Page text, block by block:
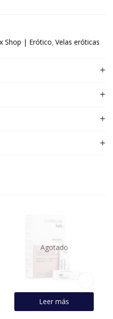
Shop | Erótico Velas eróticas
Agotado
Leer más